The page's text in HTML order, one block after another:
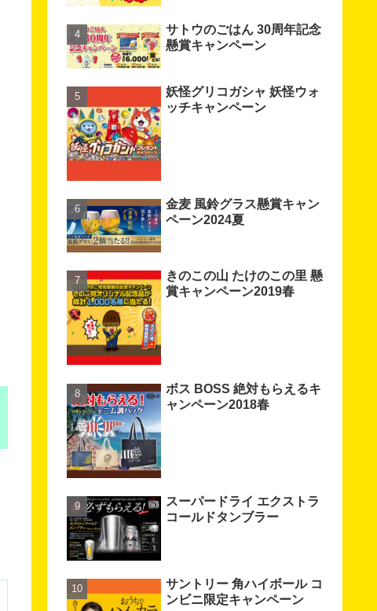
サトウのごはん 30周年記念
懸賞キャンペーン
妖怪グリコガシャ 妖怪ウォ
ッチキャンペーン
金麦 風鈴グラス懸賞キャン
ペーン2024夏
きのこの山 たけのこの里 懸
賞キャンペーン2019春
ボス BOSS 絶対もらえるキ
ャンペーン2018春
スーパードライ エクストラ
コールドタンブラー
サントリー 角ハイボール コ
ンビニ限定キャンペーン